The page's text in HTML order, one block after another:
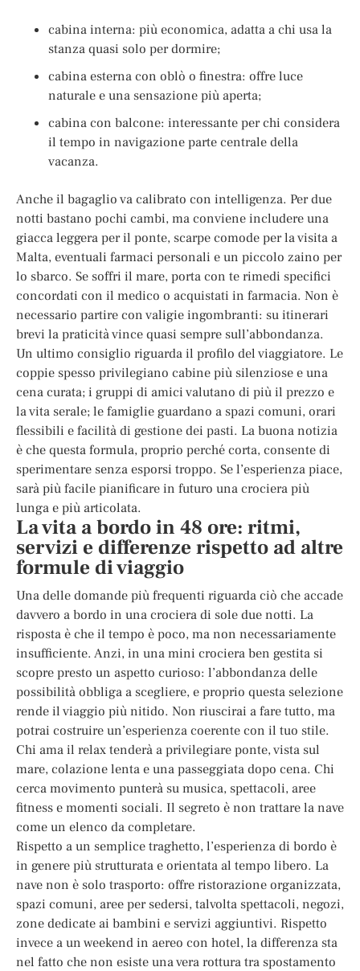
cabina interna: più economica, adatta a chi usa la
stanza quasi solo per dormire;
cabina esterna con oblò o finestra: offre luce
naturale e una sensazione più aperta;
cabina con balcone: interessante per chi considera
il tempo in navigazione parte centrale della
vacanza.
Anche il bagaglio va calibrato con intelligenza. Per due
notti bastano pochi cambi, ma conviene includere una
giacca leggera per il ponte, scarpe comode per la visita a
Malta, eventuali farmaci personali e un piccolo zaino per
lo sbarco. Se soffri il mare, porta con te rimedi specifici
concordati con il medico o acquistati in farmacia. Non è
necessario partire con valigie ingombranti: su itinerari
brevi la praticità vince quasi sempre sull’abbondanza.
Un ultimo consiglio riguarda il profilo del viaggiatore. Le
coppie spesso privilegiano cabine più silenziose e una
cena curata; i gruppi di amici valutano di più il prezzo e
la vita serale; le famiglie guardano a spazi comuni, orari
flessibili e facilità di gestione dei pasti. La buona notizia
è che questa formula, proprio perché corta, consente di
sperimentare senza esporsi troppo. Se l’esperienza piace,
sarà più facile pianificare in futuro una crociera più
lunga e più articolata.
La vita a bordo in 48 ore: ritmi,
servizi e differenze rispetto ad altre
formule di viaggio
Una delle domande più frequenti riguarda ciò che accade
davvero a bordo in una crociera di sole due notti. La
risposta è che il tempo è poco, ma non necessariamente
insufficiente. Anzi, in una mini crociera ben gestita si
scopre presto un aspetto curioso: l’abbondanza delle
possibilità obbliga a scegliere, e proprio questa selezione
rende il viaggio più nitido. Non riuscirai a fare tutto, ma
potrai costruire un’esperienza coerente con il tuo stile.
Chi ama il relax tenderà a privilegiare ponte, vista sul
mare, colazione lenta e una passeggiata dopo cena. Chi
cerca movimento punterà su musica, spettacoli, aree
fitness e momenti sociali. Il segreto è non trattare la nave
come un elenco da completare.
Rispetto a un semplice traghetto, l’esperienza di bordo è
in genere più strutturata e orientata al tempo libero. La
nave non è solo trasporto: offre ristorazione organizzata,
spazi comuni, aree per sedersi, talvolta spettacoli, negozi,
zone dedicate ai bambini e servizi aggiuntivi. Rispetto
invece a un weekend in aereo con hotel, la differenza sta
nel fatto che non esiste una vera rottura tra spostamento